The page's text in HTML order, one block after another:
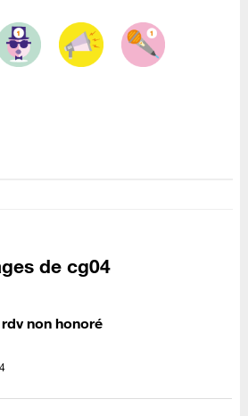
de cg04
non honoré